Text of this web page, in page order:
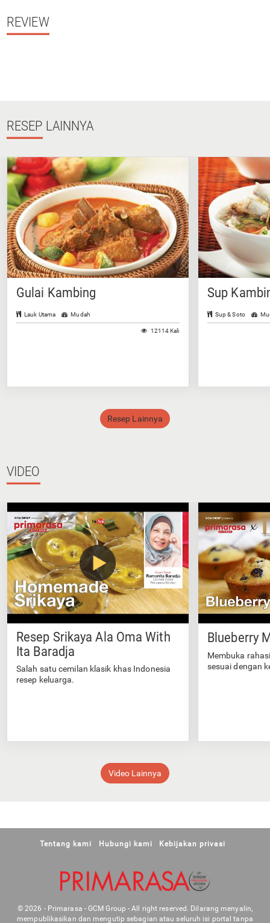
REVIEW
RESEP LAINNYA
Gulai Kambing
Lauk Utama Mudah
12114 Kali
Sup
Sup & Soto
Resep Lainnya
VIDEO
Resep Srikaya Ala Oma With
Ita Baradja
Salah satu cemilan klasik khas Indonesia
resep keluarga.
Blueberry
Membuka
sesuai dengan
Video Lainnya
Tentang kami Hubungi kami Kebijakan privasi
© 2026 - Primarasa - GCM Group - All right reserved. Dilarang menyalin,
mempublikasikan dan mengutip sebagian atau seluruh isi portal tanpa